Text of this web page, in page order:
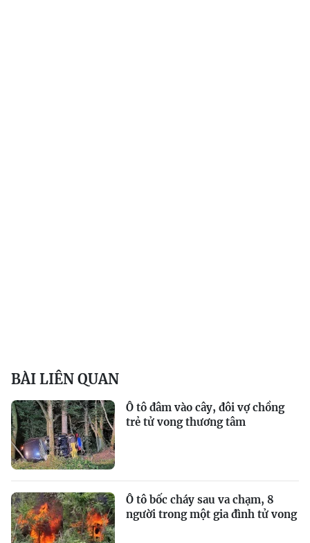
BÀI LIÊN QUAN
Ô tô đâm vào cây, đôi vợ chồng
trẻ tử vong thương tâm
Ô tô bốc cháy sau va chạm, 8
người trong một gia đình tử vong